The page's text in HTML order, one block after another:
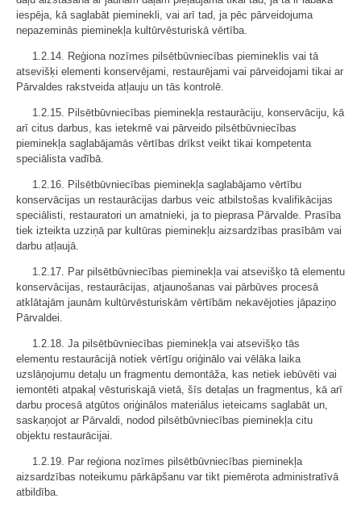
iespēja, kā saglabāt pieminekli, vai arī tad, ja pēc pārveidojuma
nepazeminās pieminekļa kultūrvēsturiskā vērtība.
1.2.14. Reģiona nozīmes pilsētbūvniecības piemineklis vai tā
atsevišķi elementi konservējami, restaurējami vai pārveidojami tikai ar
Pārvaldes rakstveida atļauju un tās kontrolē.
1.2.15. Pilsētbūvniecības pieminekļa restaurāciju, konservāciju, kā
arī citus darbus, kas ietekmē vai pārveido pilsētbūvniecības
pieminekļa saglabājamās vērtības drīkst veikt tikai kompetenta
speciālista vadībā.
1.2.16. Pilsētbūvniecības pieminekļa saglabājamo vērtību
konservācijas un restaurācijas darbus veic atbilstošas kvalifikācijas
speciālisti, restauratori un amatnieki, ja to pieprasa Pārvalde. Prasība
tiek izteikta uzziņā par kultūras pieminekļu aizsardzības prasībām vai
darbu atļaujā.
1.2.17. Par pilsētbūvniecības pieminekļa vai atsevišķo tā elementu
konservācijas, restaurācijas, atjaunošanas vai pārbūves procesā
atklātajām jaunām kultūrvēsturiskām vērtībām nekavējoties jāpaziņo
Pārvaldei.
1.2.18. Ja pilsētbūvniecības pieminekļa vai atsevišķo tās
elementu restaurācijā notiek vērtīgu oriģinālo vai vēlāka laika
uzslāņojumu detaļu un fragmentu demontāža, kas netiek iebūvēti vai
iemontēti atpakaļ vēsturiskajā vietā, šīs detaļas un fragmentus, kā arī
darbu procesā atgūtos oriģinālos materiālus ieteicams saglabāt un,
saskaņojot ar Pārvaldi, nodod pilsētbūvniecības pieminekļa citu
objektu restaurācijai.
1.2.19. Par reģiona nozīmes pilsētbūvniecības pieminekļa
aizsardzības noteikumu pārkāpšanu var tikt piemērota administratīvā
atbildība.